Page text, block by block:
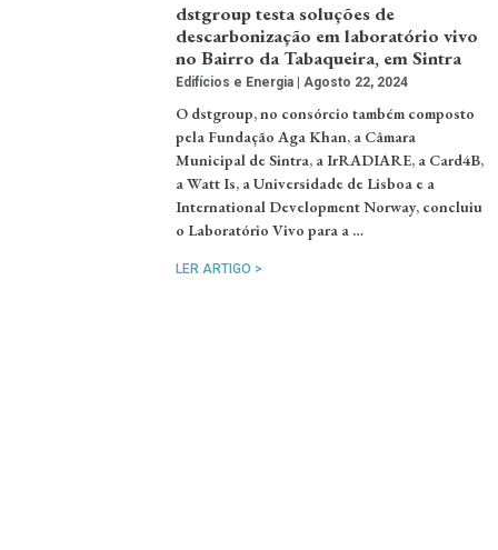
dstgroup testa soluções de
descarbonização em laboratório vivo
no Bairro da Tabaqueira, em Sintra
Edifícios e Energia Agosto 22, 2024
O dstgroup, no consórcio também composto
pela Fundação Aga Khan, a Câmara
Municipal de Sintra, a IrRADIARE, a Card4B,
a Watt Is, a Universidade de Lisboa e a
International Development Norway, concluiu
o Laboratório Vivo para a …
LER ARTIGO >